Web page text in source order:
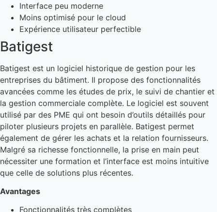
Interface peu moderne
Moins optimisé pour le cloud
Expérience utilisateur perfectible
Batigest
Batigest est un logiciel historique de gestion pour les
entreprises du bâtiment. Il propose des fonctionnalités
avancées comme les études de prix, le suivi de chantier et
la gestion commerciale complète. Le logiciel est souvent
utilisé par des PME qui ont besoin d’outils détaillés pour
piloter plusieurs projets en parallèle. Batigest permet
également de gérer les achats et la relation fournisseurs.
Malgré sa richesse fonctionnelle, la prise en main peut
nécessiter une formation et l’interface est moins intuitive
que celle de solutions plus récentes.
Avantages
Fonctionnalités très complètes